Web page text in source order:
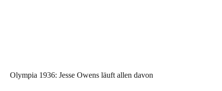
Olympia 1936: Jesse Owens läuft allen davon